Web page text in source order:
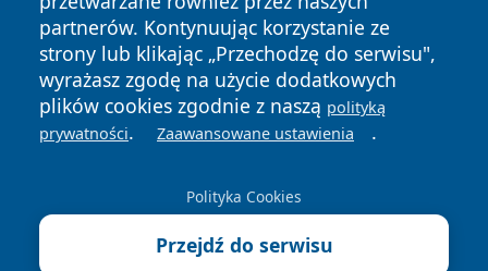
partnerów. Kontynuując korzystanie ze
strony lub klikając „Przechodzę do serwisu",
wyrażasz zgodę na użycie dodatkowych
plików cookies zgodnie z naszą polityką
prywatności. Zaawansowane ustawienia .
Polityka Cookies
Przejdź do serwisu
News Autorzy
Polityka
Prywatności
Polityka
Cookies